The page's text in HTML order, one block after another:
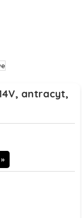
antracyt,